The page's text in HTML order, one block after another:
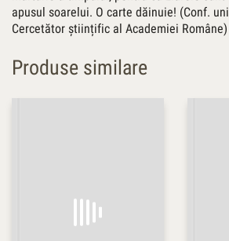
apusul soarelui. O carte dăinuie! (Conf.
Cercetător științific al Academiei Române)
Produse similare